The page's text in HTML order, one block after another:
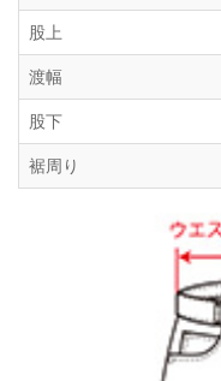
股上
渡幅
股下
裾周り